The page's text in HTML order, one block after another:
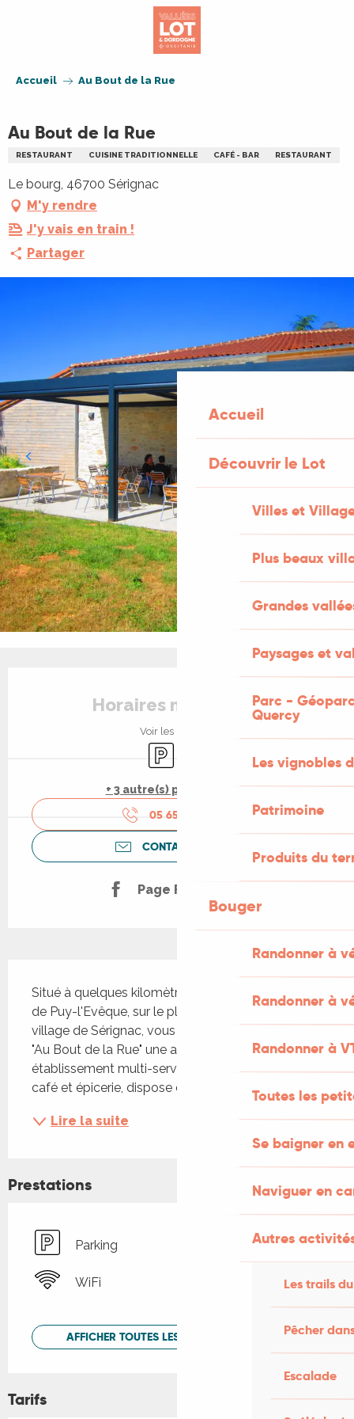
Accueil
Découvrir le Lot
Villes et
Plus beaux
Grandes
Paysages et
Parc -
Quercy
Les vignobles
Patrimoine
Produits du
Bouger
Randonner à
Randonner à
Randonner à
Toutes les
Se baigner en
Naviguer en
Autres
Les trails
Pêcher
Escalade
Accueil Au Bout de la Rue
Au Bout de la Rue
RESTAURANT CUISINE TRADITIONNELLE CAFÉ - BAR RESTAURANT
Le bourg, 46700 Sérignac
M'y rendre
J'y vais en train !
Partager
Ouverture et coordonnées
Horaires non définis
Voir les horaires
Parking
+ 3 autre(s) prestation(s)
05 65 30 88
CONTACTEZ-NOUS
Page Facebook
Situé à quelques kilomètres de la cité médiévale
de Puy-l'Evêque, sur le plateau, au coeur du petit
village de Sérignac, vous trouverez au restaurant
"Au Bout de la Rue" une ambiance conviviale.Cet
établissement multi-services, à la fois restaurant,
café et épicerie, dispose d'une agréable...
Lire la suite
Prestations
Parking
WiFi
AFFICHER TOUTES LES PRESTATIONS
Tarifs